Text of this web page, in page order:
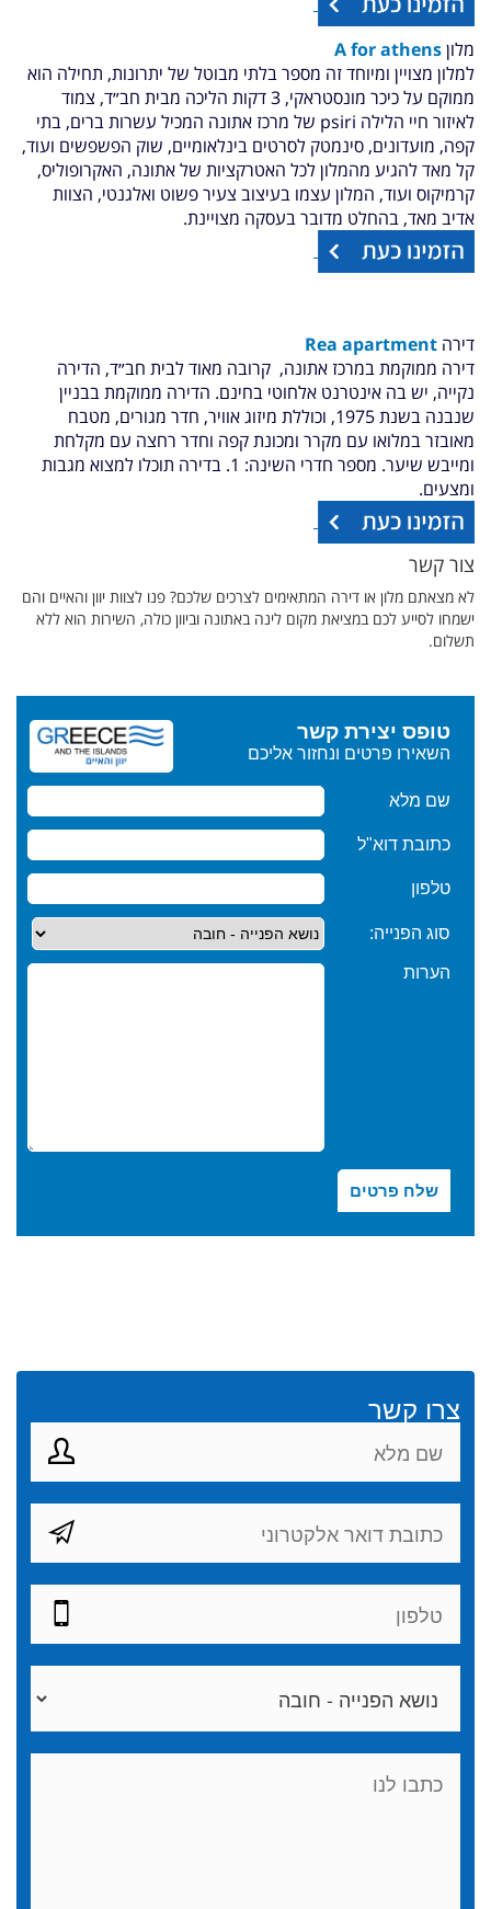
מלוןA for athens
למלון מצויין ומיוחד זה מספר בלתי מבוטל של יתרונות, תחילה הוא
ממוקם על כיכר מונסטראקי, 3 דקות הליכה מבית חב״ד, צמוד
לאיזור חיי הלילה psiri של מרכז אתונה המכיל עשרות ברים, בתי
קפה, מועדונים, סינמטק לסרטים בינלאומיים, שוק הפשפשים ועוד,
קל מאד להגיע מהמלון לכל האטרקציות של אתונה, האקרופוליס,
קרמיקוס ועוד, המלון עצמו בעיצוב צעיר פשוט ואלגנטי, הצוות
אדיב מאד, בהחלט מדובר בעסקה מצויינת.
דירה
דירה ממוקמת במרכז אתונה, קרובה מאוד לבית חב״ד, הדירה
נקייה, יש בה אינטרנט אלחוטי בחינם. הדירה ממוקמת בבניין
שנבנה בשנת 1975, וכוללת מיזוג אוויר, חדר מגורים, מטבח
מאובזר במלואו עם מקרר ומכונת קפה וחדר רחצה עם מקלחת
ומייבש שיער. מספר חדרי השינה: 1. בדירה תוכלו למצוא מגבות
ומצעים.
צור קשר
לא מצאתם מלון או דירה המתאימים לצרכים שלכם? פנו לצוות יוון והאיים והם
ישמחו לסייע לכם במציאת מקום לינה באתונה וביוון כולה, השירות הוא ללא
תשלום.